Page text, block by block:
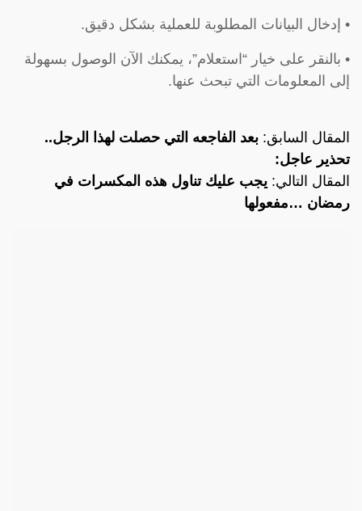
• إدخال البيانات المطلوبة للعملية بشكل دقيق.
• بالنقر على خيار “استعلام”، يمكنك الآن الوصول بسهولة
إلى المعلومات التي تبحث عنها.
المقال السابق: بعد الفاجعه التي حصلت لهذا الرجل..
تحذير عاجل:
المقال التالي: يجب عليك تناول هذه المكسرات في
رمضان …مفعولها